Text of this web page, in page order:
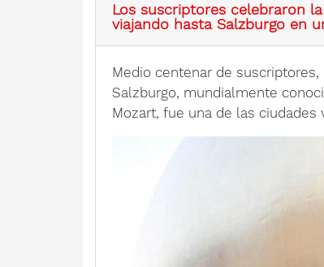
Los suscriptores celebraron
viajando hasta Salzburgo en
Medio centenar de
Salzburgo, mundialmente
Mozart, fue una de las ciudades